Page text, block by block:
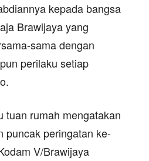
kepada bangsa
Brawijaya yang
sama dengan
perilaku setiap
tuan rumah mengatakan
puncak peringatan ke-
V/Brawijaya